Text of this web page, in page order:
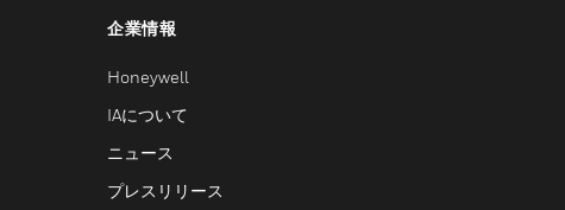
企業情報
Honeywell
IAについて
ニュース
プレスリリース